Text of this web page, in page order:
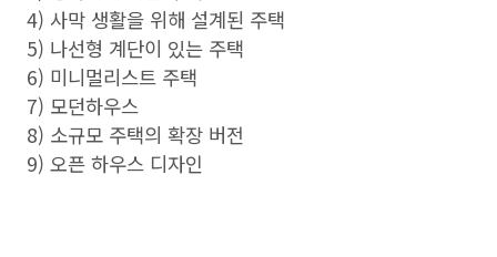
4) 사막 생활을 위해 설계된 주택
5) 나선형 계단이 있는 주택
6) 미니멀리스트 주택
7) 모던하우스
8) 소규모 주택의 확장 버전
9) 오픈 하우스 디자인